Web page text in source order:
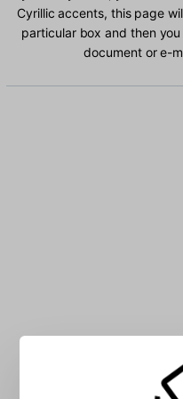
Cyrillic accents, this page
particular box and then
document or e-
Type Uighur